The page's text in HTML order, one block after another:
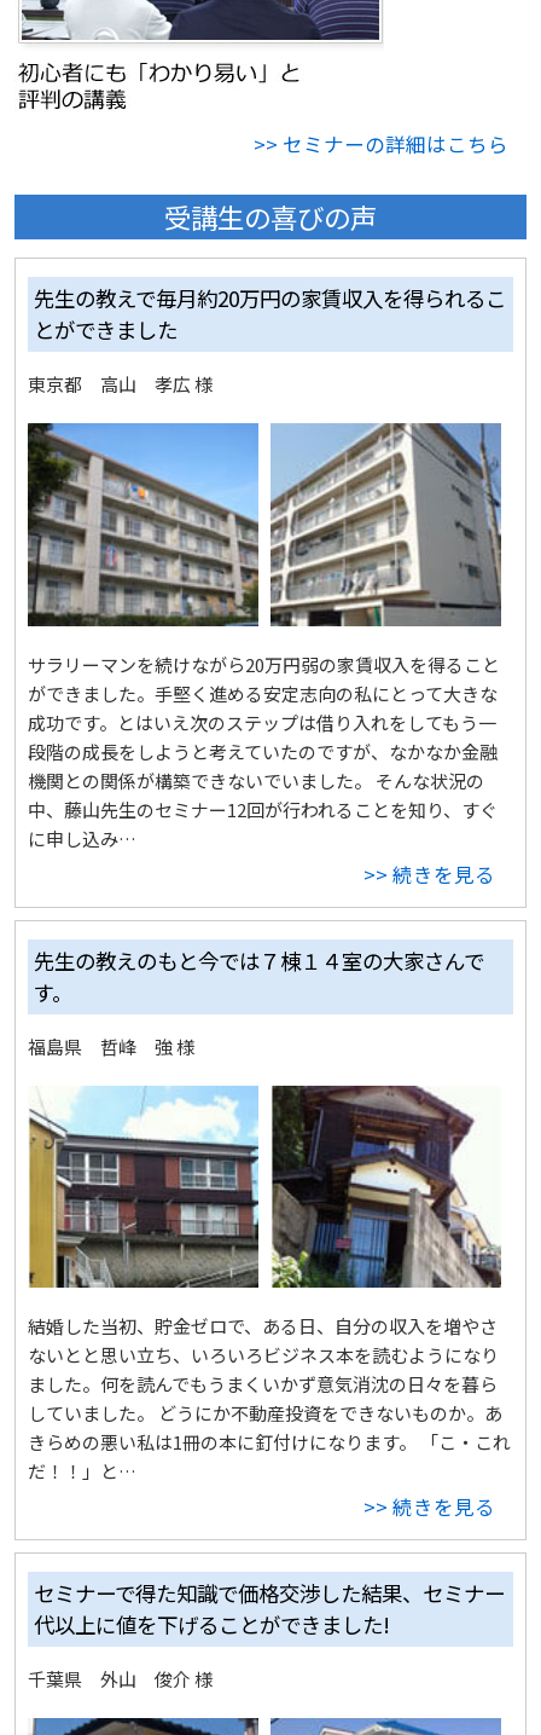
>> セミナーの詳細はこちら
受講生の喜びの声
先生の教えで毎月約20万円の家賃収入を得られるこ
とができました
東京都 高山 孝広 様
サラリーマンを続けながら20万円弱の家賃収入を得ること
ができました。手堅く進める安定志向の私にとって大きな
成功です。とはいえ次のステップは借り入れをしてもう一
段階の成長をしようと考えていたのですが、なかなか金融
機関との関係が構築できないでいました。 そんな状況の
中、藤山先生のセミナー12回が行われることを知り、すぐ
に申し込み…
>> 続きを見る
先生の教えのもと今では７棟１４室の大家さんで
す。
福島県 哲峰 強 様
結婚した当初、貯金ゼロで、ある日、自分の収入を増やさ
ないとと思い立ち、いろいろビジネス本を読むようになり
ました。何を読んでもうまくいかず意気消沈の日々を暮ら
していました。 どうにか不動産投資をできないものか。あ
きらめの悪い私は1冊の本に釘付けになります。 「こ・これ
だ！！」と…
>> 続きを見る
セミナーで得た知識で価格交渉した結果、セミナー
代以上に値を下げることができました!
千葉県 外山 俊介 様